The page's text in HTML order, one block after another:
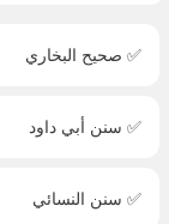
✅ صحيح البخاري
✅ سنن أبي داود
✅ سنن النسائي